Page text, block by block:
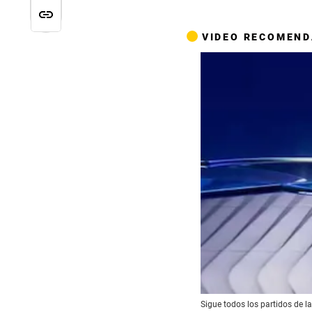
VIDEO